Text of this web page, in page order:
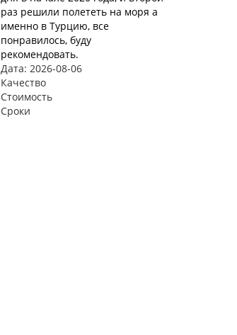
раз решили полететь на моря а
именно в Турцию, все
понравилось, буду
рекомендовать.
Дата: 2026-08-06
Качество
Стоимость
Сроки